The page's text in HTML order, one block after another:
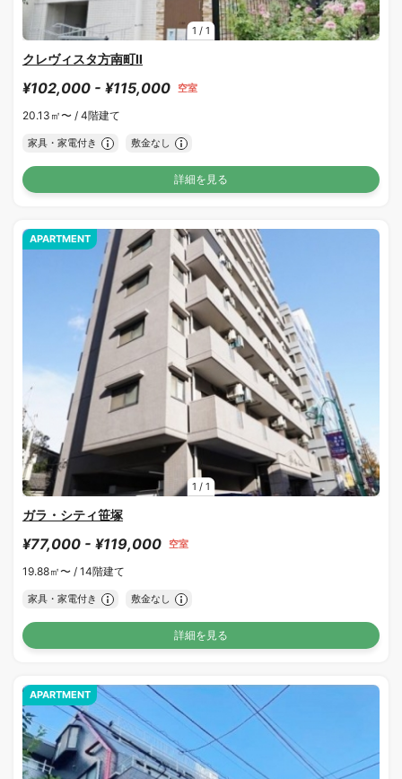
1 / 1
クレヴィスタ方南町Ⅱ
¥102,000 - ¥115,000 空室
20.13㎡〜 / 4階建て
家具・家電付き 敷金なし
詳細を見る
1 / 1
APARTMENT
ガラ・シティ笹塚
¥77,000 - ¥119,000 空室
19.88㎡〜 / 14階建て
家具・家電付き 敷金なし
詳細を見る
APARTMENT